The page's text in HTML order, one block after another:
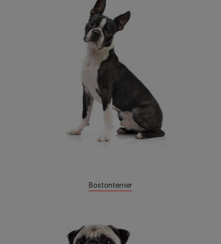
Bostonterrier